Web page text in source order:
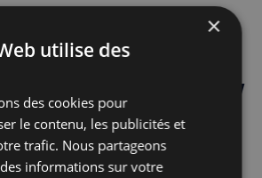
il d'OpenClaw
l'égide d'une fondation
×
utilise des
des cookies pour
le contenu, les publicités et
trafic. Nous partageons
informations sur votre